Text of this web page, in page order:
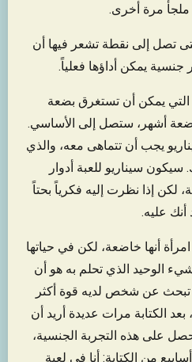
مرة أخرى.
تصل إلى نقطة تشعر فيها أن
جنسية يمكن أداؤها فعلياً.
التي يمكن أن تستغرق بضعة
بضعة أشهر، ستصل إلى الأساسي.
يجب أن تتماهى معه، والذي
سيكون سيناريو للعبة أدوار
لكن إذا نظرت إليه فكرياً بحتاً
عليه.
أنها خاضعة، لكن في حياتها
الوحيد الذي تحلم به هو أن
تبحث عن شخص لديه قوة أكثر
بعد الكتابة مرات عديدة أريد أن
على هذه التجربة الجنسية،
من الكتابة: أنا في لعبة